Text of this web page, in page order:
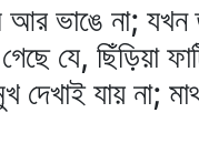
আর ভাঙে না; যখন
যে, ছিঁড়িয়া
দেখাই যায় না;